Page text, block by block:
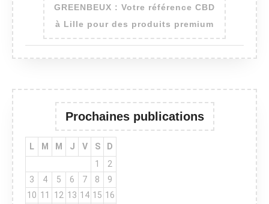
GREENBEUX : Votre référence CBD
à Lille pour des produits premium
Prochaines publications
L M M J V S
D
1
2
3
4 5 6 7 8
9
10 11 12 13 14 15 16